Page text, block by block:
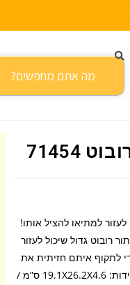
למתיאו להציל אותו!
רובוט גדול שיכול לעזור
לתקוף איתם חזיתית את
המפלצת או תרמיל סילון כדי שיוכל לאתר אותה! גילאי: 7+ / מידות: 19.1X26.2X4.6 ס”מ /